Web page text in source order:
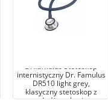
Dr.famulus Stetoskop
internistyczny Dr. Famulus
DR510 light grey,
klasyczny stetoskop z
podwójną głowicą